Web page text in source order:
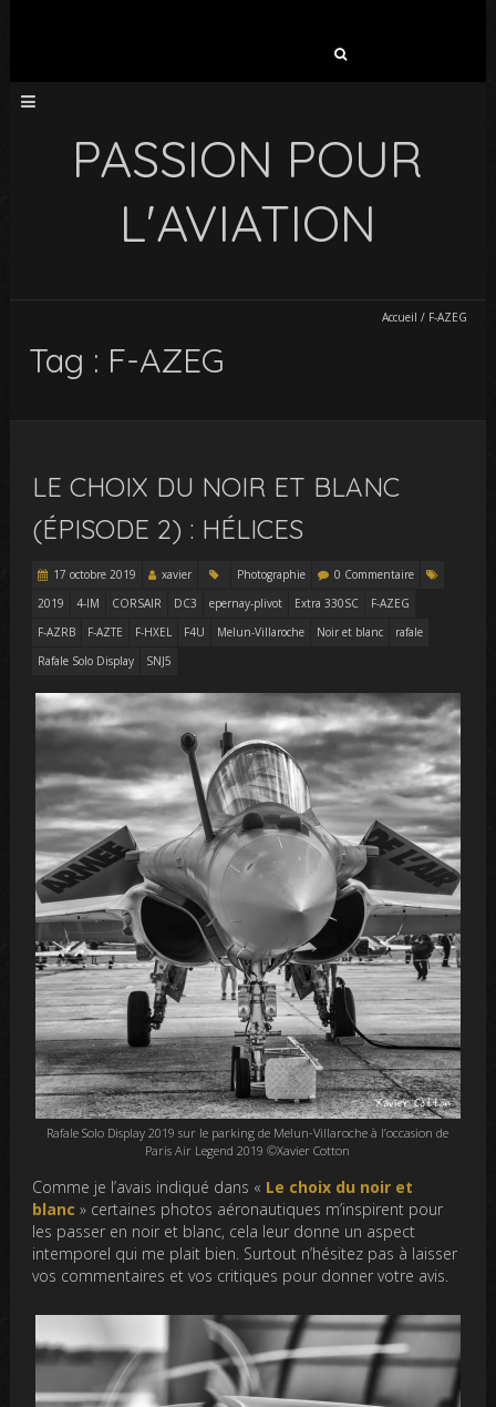
PASSION POUR
L'AVIATION
Accueil / F-AZEG
Tag : F-AZEG
LE CHOIX DU NOIR ET BLANC
(ÉPISODE 2) : HÉLICES
17 octobre 2019 xavier Photographie
0 Commentaire
2019
4-IM CORSAIR DC3 epernay-plivot Extra 330SC
F-AZEG
F-AZRB
F-AZTE F-HXEL F4U Melun-Villaroche Noir et blanc
rafale
Rafale Solo Display
SNJ5
Rafale Solo Display 2019 sur le parking de Melun-Villaroche à l’occasion de
Paris Air Legend 2019 ©Xavier Cotton
Comme je l’avais indiqué dans « Le choix du noir et
blanc » certaines photos aéronautiques m’inspirent pour
les passer en noir et blanc, cela leur donne un aspect
intemporel qui me plait bien. Surtout n’hésitez pas à laisser
vos commentaires et vos critiques pour donner votre avis.